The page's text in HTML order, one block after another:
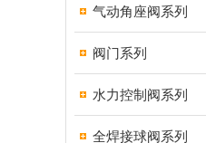
气动角座阀系列
阀门系列
水力控制阀系列
全焊接球阀系列